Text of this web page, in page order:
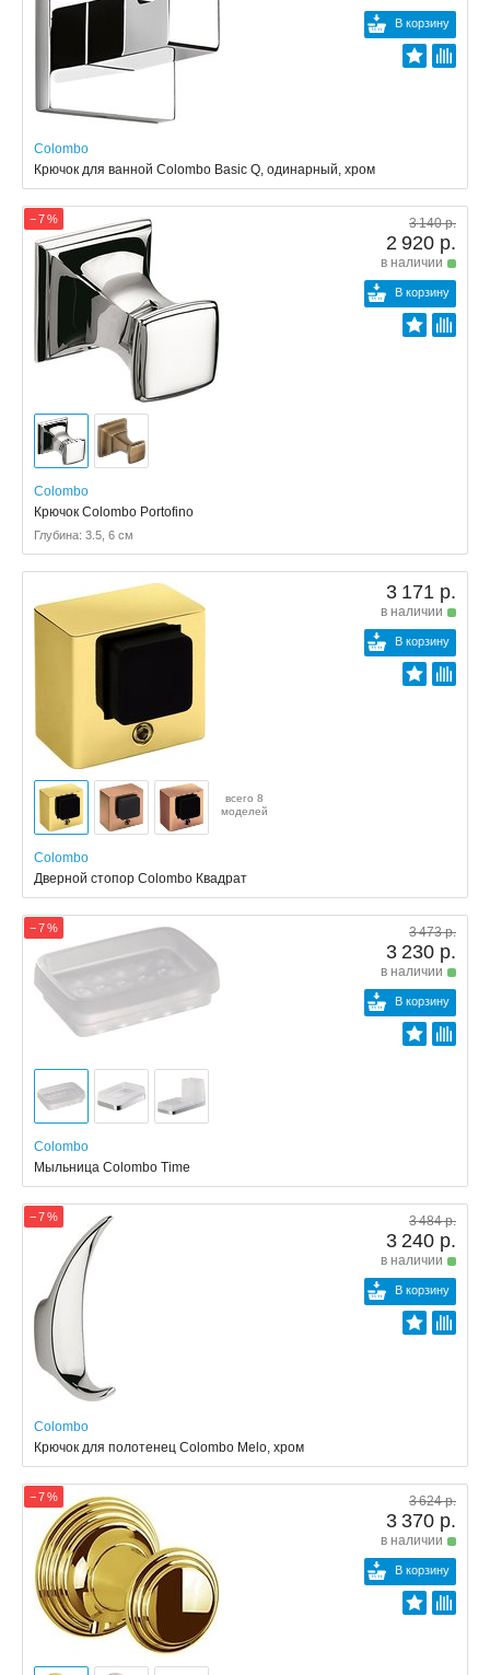
В корзину
Colombo
Крючок для ванной Colombo Basic Q, одинарный, хром
− 7 % 3 140 р.
2 920 р.
в наличии
В корзину
Colombo
Крючок Colombo Portofino
Глубина: 3.5, 6 см
3 171 р.
в наличии
В корзину
всего 8
моделей
Colombo
Дверной стопор Colombo Квадрат
− 7 % 3 473 р.
3 230 р.
в наличии
В корзину
Colombo
Мыльница Colombo Time
− 7 % 3 484 р.
3 240 р.
в наличии
В корзину
Colombo
Крючок для полотенец Colombo Melo, хром
− 7 % 3 624 р.
3 370 р.
в наличии
В корзину